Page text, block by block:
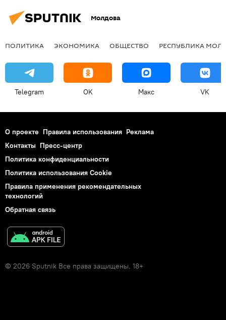
Молдова
ПОЛИТИКА ЭКОНОМИКА ОБЩЕСТВО РЕСПУБЛИКА
Telegram OK Макс VK
О проекте Правила использования Реклама
Контакты Пресс-центр
Политика конфиденциальности
Политика использования Cookie
Правила применения рекомендательных
технологий
Обратная связь
© 2026 Sputnik Все права защищены. 18+